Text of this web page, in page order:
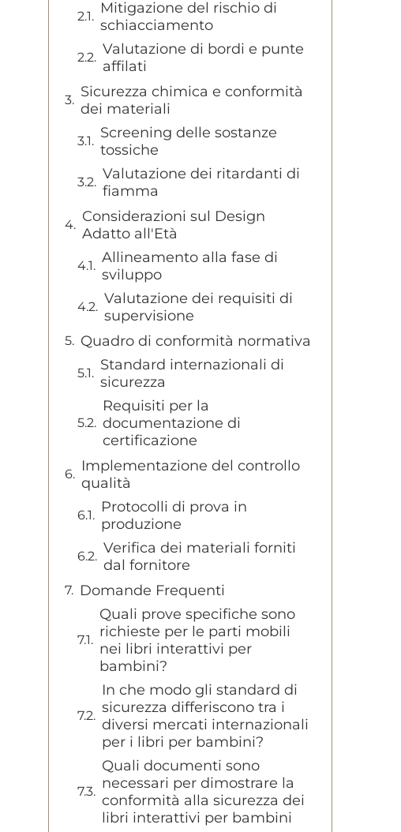
Mitigazione del rischio di
schiacciamento
Valutazione di bordi e punte
affilati
Sicurezza chimica e conformità
dei materiali
Screening delle sostanze
tossiche
Valutazione dei ritardanti di
fiamma
Considerazioni sul Design
Adatto all'Età
Allineamento alla fase di
sviluppo
Valutazione dei requisiti di
supervisione
Quadro di conformità normativa
Standard internazionali di
sicurezza
Requisiti per la
documentazione di
certificazione
Implementazione del controllo
qualità
Protocolli di prova in
produzione
Verifica dei materiali forniti
dal fornitore
Domande Frequenti
Quali prove specifiche sono
richieste per le parti mobili
nei libri interattivi per
bambini?
In che modo gli standard di
sicurezza differiscono tra i
diversi mercati internazionali
per i libri per bambini?
Quali documenti sono
necessari per dimostrare la
conformità alla sicurezza dei
libri interattivi per bambini